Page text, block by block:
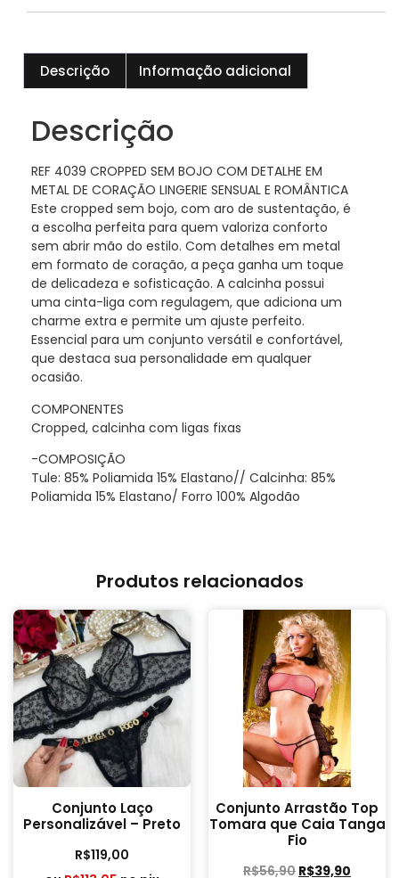
Descrição Informação adicional
Descrição
REF 4039 CROPPED SEM BOJO COM DETALHE EM
METAL DE CORAÇÃO LINGERIE SENSUAL E ROMÂNTICA
Este cropped sem bojo, com aro de sustentação, é
a escolha perfeita para quem valoriza conforto
sem abrir mão do estilo. Com detalhes em metal
em formato de coração, a peça ganha um toque
de delicadeza e sofisticação. A calcinha possui
uma cinta-liga com regulagem, que adiciona um
charme extra e permite um ajuste perfeito.
Essencial para um conjunto versátil e confortável,
que destaca sua personalidade em qualquer
ocasião.
COMPONENTES
Cropped, calcinha com ligas fixas
-COMPOSIÇÃO
Tule: 85% Poliamida 15% Elastano// Calcinha: 85%
Poliamida 15% Elastano/ Forro 100% Algodão
Produtos relacionados
Conjunto Laço
Personalizável – Preto
R$119,00
Conjunto Arrastão Top
Tomara que Caia Tanga
Fio
R$56,90 R$39,90